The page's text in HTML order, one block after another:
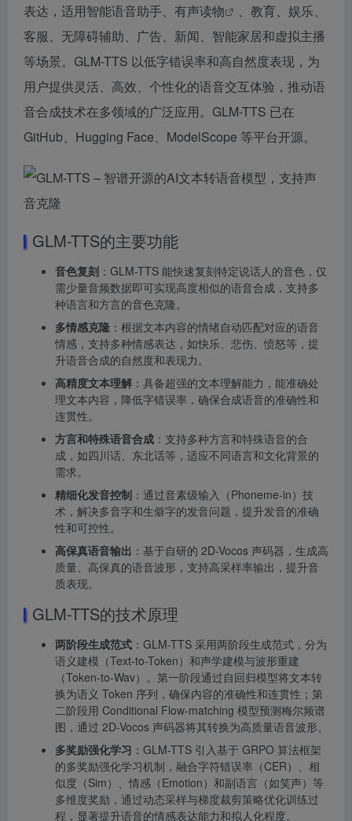
表达，适用智能语音助手、 有声读物
、教育、娱乐、
客服、无障碍辅助、广告、新闻、智能家居和虚拟主播
等场景。GLM-TTS 以低字错误率和高自然度表现，为
用户提供灵活、高效、个性化的语音交互体验，推动语
音合成技术在多领域的广泛应用。GLM-TTS 已在
GitHub、Hugging Face、ModelScope 等平台开源。
GLM-TTS的主要功能
音色复刻 ：GLM-TTS 能快速复刻特定说话人的音色，仅
需少量音频数据即可实现高度相似的语音合成，支持多
种语言和方言的音色克隆。
多情感克隆 ：根据文本内容的情绪自动匹配对应的语音
情感，支持多种情感表达，如快乐、悲伤、愤怒等，提
升语音合成的自然度和表现力。
高精度文本理解 ：具备超强的文本理解能力，能准确处
理文本内容，降低字错误率，确保合成语音的准确性和
连贯性。
方言和特殊语音合成 ：支持多种方言和特殊语音的合
成，如四川话、东北话等，适应不同语言和文化背景的
需求。
精细化发音控制 ：通过音素级输入（Phoneme-in）技
术，解决多音字和生僻字的发音问题，提升发音的准确
性和可控性。
高保真语音输出 ：基于自研的 2D-Vocos 声码器，生成高
质量、高保真的语音波形，支持高采样率输出，提升音
质表现。
GLM-TTS的技术原理
两阶段生成范式 ：GLM-TTS 采用两阶段生成范式，分为
语义建模（Text-to-Token）和声学建模与波形重建
（Token-to-Wav）。第一阶段通过自回归模型将文本转
换为语义 Token 序列，确保内容的准确性和连贯性；第
二阶段用 Conditional Flow-matching 模型预测梅尔频谱
图，通过 2D-Vocos 声码器将其转换为高质量语音波形。
多奖励强化学习 ：GLM-TTS 引入基于 GRPO 算法框架
的多奖励强化学习机制，融合字符错误率（CER）、相
似度（Sim）、情感（Emotion）和副语言（如笑声）等
多维度奖励，通过动态采样与梯度裁剪策略优化训练过
程，显著提升语音的情感表达能力和拟人化程度。